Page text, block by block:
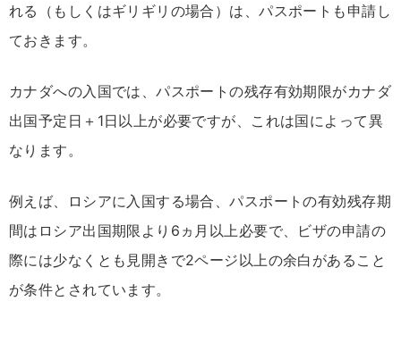
れる（もしくはギリギリの場合）は、パスポートも申請し
ておきます。
カナダへの入国では、パスポートの残存有効期限がカナダ
出国予定日＋1日以上が必要ですが、これは国によって異
なります。
例えば、ロシアに入国する場合、パスポートの有効残存期
間はロシア出国期限より6ヵ月以上必要で、ビザの申請の
際には少なくとも見開きで2ページ以上の余白があること
が条件とされています。